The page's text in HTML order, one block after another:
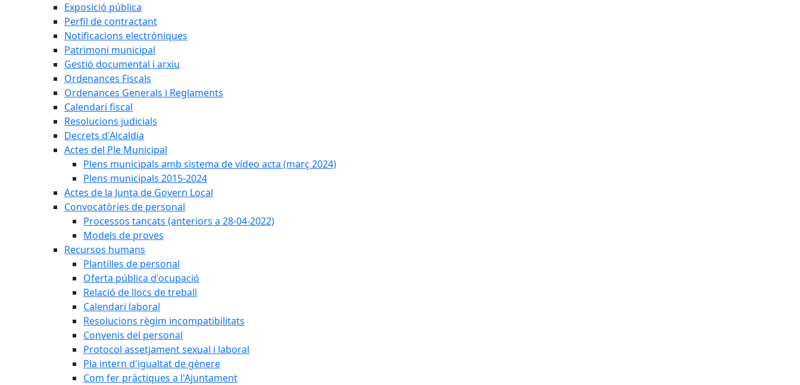
Exposició pública
Perfil de contractant
Notificacions electròniques
Patrimoni municipal
Gestió documental i arxiu
Ordenances Fiscals
Ordenances Generals i Reglaments
Calendari fiscal
Resolucions judicials
Decrets d'Alcaldia
Actes del Ple Municipal
Plens municipals amb sistema de vídeo acta (març 2024)
Plens municipals 2015-2024
Actes de la Junta de Govern Local
Convocatòries de personal
Processos tancats (anteriors a 28-04-2022)
Models de proves
Recursos humans
Plantilles de personal
Oferta pública d'ocupació
Relació de llocs de treball
Calendari laboral
Resolucions règim incompatibilitats
Convenis del personal
Protocol assetjament sexual i laboral
Pla intern d'igualtat de gènere
Com fer pràctiques a l'Ajuntament